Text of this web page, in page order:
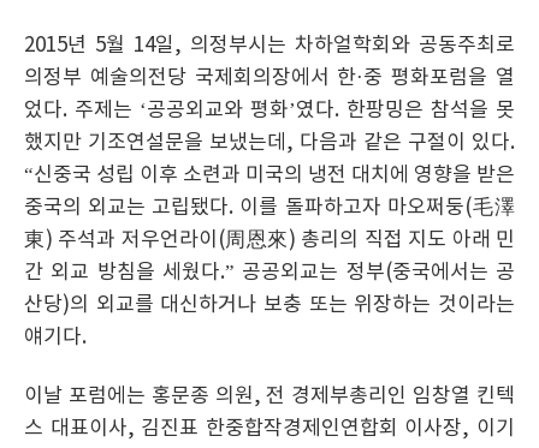
2015년 5월 14일, 의정부시는 차하얼학회와 공동주최로
의정부 예술의전당 국제회의장에서 한·중 평화포럼을 열
었다. 주제는 ‘공공외교와 평화’였다. 한팡밍은 참석을 못
했지만 기조연설문을 보냈는데, 다음과 같은 구절이 있다.
“신중국 성립 이후 소련과 미국의 냉전 대치에 영향을 받은
중국의 외교는 고립됐다. 이를 돌파하고자 마오쩌둥(毛澤
東) 주석과 저우언라이(周恩來) 총리의 직접 지도 아래 민
간 외교 방침을 세웠다.” 공공외교는 정부(중국에서는 공
산당)의 외교를 대신하거나 보충 또는 위장하는 것이라는
얘기다.
이날 포럼에는 홍문종 의원, 전 경제부총리인 임창열 킨텍
스 대표이사, 김진표 한중합작경제인연합회 이사장, 이기